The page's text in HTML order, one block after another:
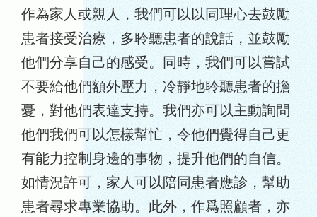
作為家人或親人，我們可以以同理心去鼓勵
患者接受治療，多聆聽患者的說話，並鼓勵
他們分享自己的感受。同時，我們可以嘗試
不要給他們額外壓力，冷靜地聆聽患者的擔
憂，對他們表達支持。我們亦可以主動詢問
他們我們可以怎樣幫忙，令他們覺得自己更
有能力控制身邊的事物，提升他們的自信。
如情況許可，家人可以陪同患者應診，幫助
患者尋求專業協助。此外，作爲照顧者，亦